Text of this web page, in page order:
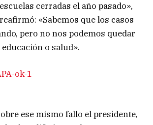
cerradas el año pasado»,
«Sabemos que los casos
pero no nos podemos quedar
o salud».
ok-1
ese mismo fallo el presidente,